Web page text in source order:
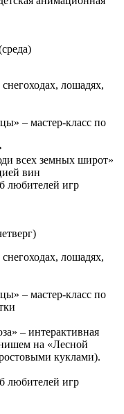
лошадях,
– мастер-класс по
всех земных широт»
вин
любителей игр
лошадях,
– мастер-класс по
– интерактивная
на «Лесной
куклами).
любителей игр